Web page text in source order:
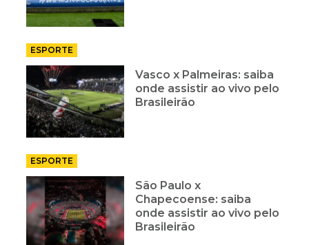
ESPORTE
Vasco x Palmeiras: saiba
onde assistir ao vivo pelo
Brasileirão
ESPORTE
São Paulo x
Chapecoense: saiba
onde assistir ao vivo pelo
Brasileirão